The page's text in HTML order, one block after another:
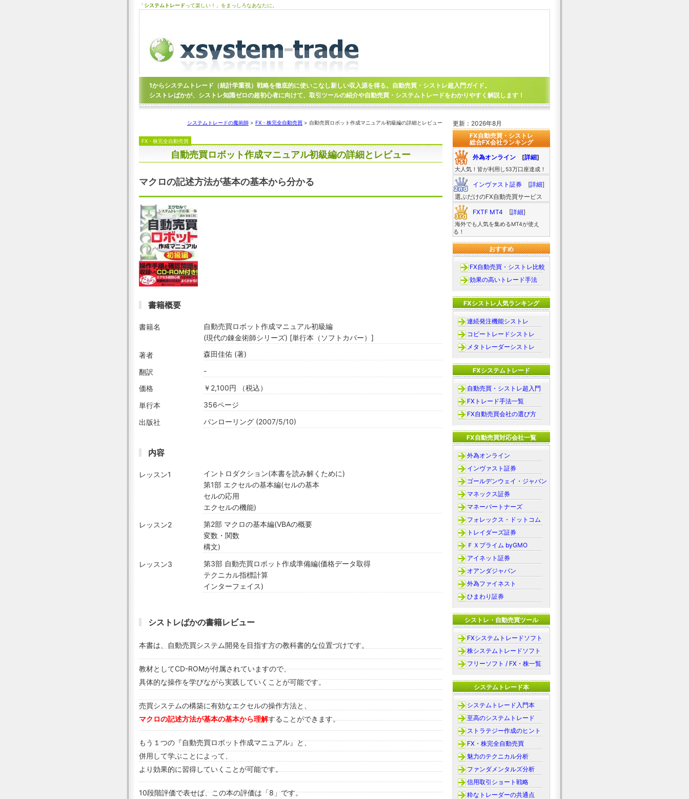
「システムトレードって楽しい！」をまっしろなあなたに。
1からシステムトレード（統計学重視）戦略を徹底的に使いこなし新しい収入源を得る。自動売買・シストレ超入門ガイド。
シストレばかが、シストレ知識ゼロの超初心者に向けて、取引ツールの紹介や自動売買・システムトレードをわかりやすく解説します！
システムトレードの魔術師 > FX・株完全自動売買 > 自動売買ロボット作成マニュアル初級編の詳細とレビュー
FX・株完全自動売買
自動売買ロボット作成マニュアル初級編の詳細とレビュー
マクロの記述方法が基本の基本から分かる
書籍概要
書籍名
自動売買ロボット作成マニュアル初級編
(現代の錬金術師シリーズ) [単行本（ソフトカバー）]
著者 森田佳佑 (著)
翻訳 -
価格 ￥2,100円 （税込）
単行本 356ページ
出版社 パンローリング (2007/5/10)
内容
レッスン1
イントロダクション(本書を読み解くために)
第1部 エクセルの基本編(セルの基本
セルの応用
エクセルの機能)
レッスン2
第2部 マクロの基本編(VBAの概要
変数・関数
構文)
レッスン3
第3部 自動売買ロボット作成準備編(価格データ取得
テクニカル指標計算
インターフェイス)
シストレばかの書籍レビュー
本書は、自動売買システム開発を目指す方の教科書的な位置づけです。
教材としてCD-ROMが付属されていますので、
具体的な操作を学びながら実践していくことが可能です。
売買システムの構築に有効なエクセルの操作方法と、
マクロの記述方法が基本の基本から理解することができます。
もう１つの『自動売買ロボット作成マニュアル』と、
併用して学ぶことによって、
より効果的に習得していくことが可能です。
10段階評価で表せば、この本の評価は「8」です。
更新：2026年8月
FX自動売買・シストレ
総合FX会社ランキング
外為オンライン [詳細]
大人気！皆が利用し53万口座達成！
インヴァスト証券 [詳細]
選ぶだけのFX自動売買サービス
FXTF MT4 [詳細]
海外でも人気を集めるMT4が使え
る！
おすすめ
FX自動売買・シストレ比較
効果の高いトレード手法
FXシストレ人気ランキング
連続発注機能シストレ
コピートレードシストレ
メタトレーダーシストレ
FXシステムトレード
自動売買・シストレ超入門
FXトレード手法一覧
FX自動売買会社の選び方
FX自動売買対応会社一覧
外為オンライン
インヴァスト証券
ゴールデンウェイ・ジャパン
マネックス証券
マネーパートナーズ
フォレックス・ドットコム
トレイダーズ証券
ＦＸプライム byGMO
アイネット証券
オアンダジャパン
外為ファイネスト
ひまわり証券
シストレ・自動売買ツール
FXシステムトレードソフト
株システムトレードソフト
フリーソフト / FX・株一覧
システムトレード本
システムトレード入門本
至高のシステムトレード
ストラテジー作成のヒント
FX・株完全自動売買
魅力のテクニカル分析
ファンダメンタルズ分析
信用取引ショート戦略
粋なトレーダーの共通点